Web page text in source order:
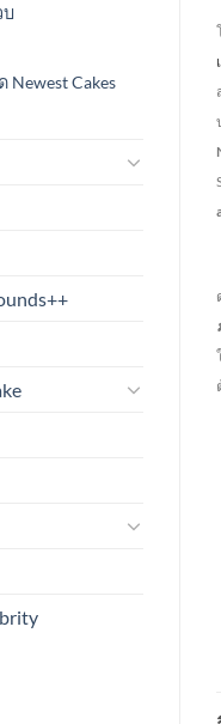
บ
Newest Cakes